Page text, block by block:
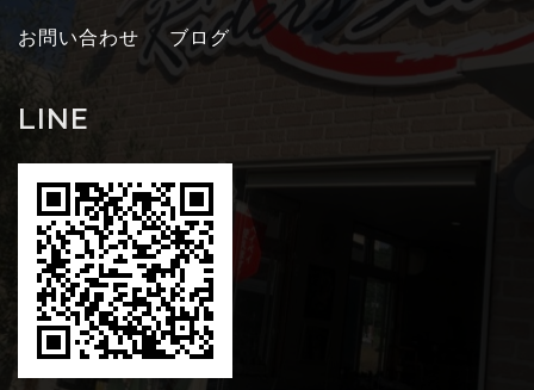
お問い合わせ ブログ
LINE